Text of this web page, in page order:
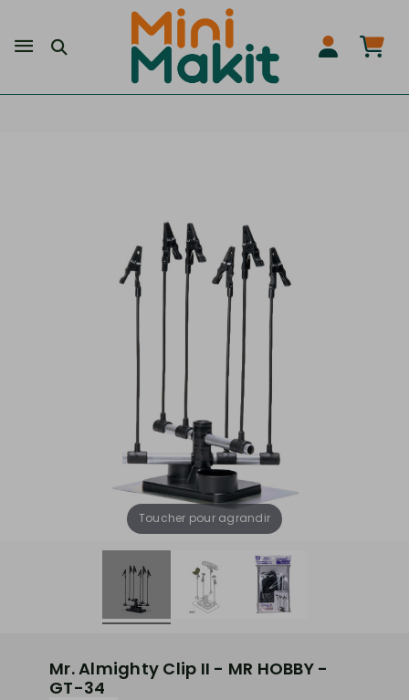
Toucher pour agrandir
Mr. Almighty Clip II - MR HOBBY -
GT-34